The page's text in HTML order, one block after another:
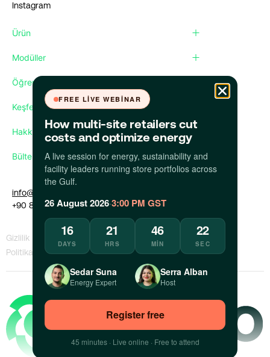
Instagram
Ürün
Modüller
Öğren
Keşfet
Hakkımızda
Bültenimize abone olun
info@apollo.eco
+90 850 309 35 09
Gizlilik
Politikası
KVKK
Politikası
Bilgi Sızdıran
Politikası
Bir Sorunu
Bildir
FREE LIVE WEBINAR
How multi-site retailers cut
costs and optimize energy
A live session for energy, sustainability and
facility leaders running store portfolios across
the Gulf.
26 August 2026·3:00 PM GST
16
DAYS
21
HRS
46
MIN
21
SEC
Sedar Suna
Energy Expert
Serra Alban
Host
Register free
45 minutes · Live online · Free to attend